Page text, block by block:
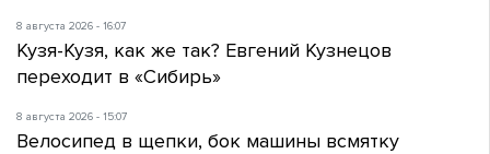
8 августа 2026 - 16:07
Кузя-Кузя, как же так? Евгений Кузнецов
переходит в «Сибирь»
8 августа 2026 - 15:07
Велосипед в щепки, бок машины всмятку